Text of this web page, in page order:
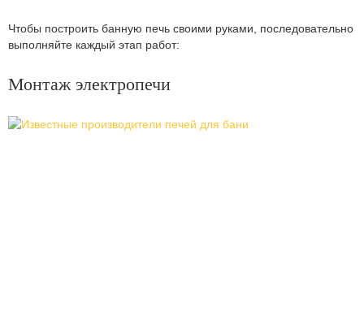
Чтобы построить банную печь своими руками, последовательно
выполняйте каждый этап работ:
Монтаж электропечи